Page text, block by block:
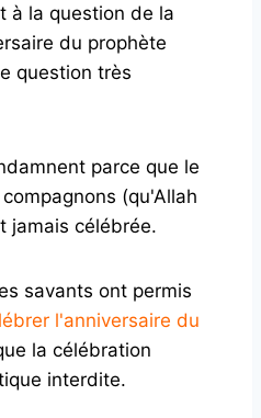
à la question de la
du prophète
question très
parce que le
(qu'Allah
jamais célébrée.
savants ont permis
l'anniversaire du
la célébration
interdite.